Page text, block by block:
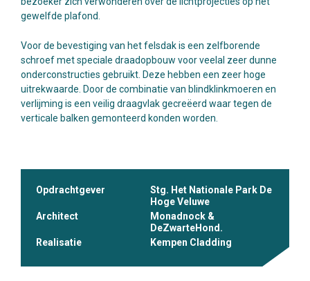
gewelfde plafond.
Voor de bevestiging van het felsdak is een zelfborende
schroef met speciale draadopbouw voor veelal zeer dunne
onderconstructies gebruikt. Deze hebben een zeer hoge
uitrekwaarde. Door de combinatie van blindklinkmoeren en
verlijming is een veilig draagvlak gecreëerd waar tegen de
verticale balken gemonteerd konden worden.
Opdrachtgever
Stg. Het Nationale Park De
Hoge Veluwe
Architect
Monadnock &
DeZwarteHond.
Realisatie
Kempen Cladding